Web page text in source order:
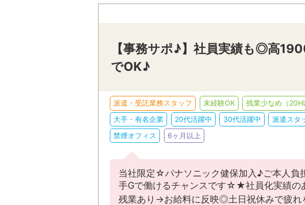
駅名から検索/都道府県
茨城県
JR
テレマーケティング
販売・接客
IT・クリエイティブ
選択をすべてクリアする
勤務先の特徴
スキルを活かす
【事務サポ♪】社員実績も◎高
でOK♪
派遣・受託業務スタッフ 未経験OK 残業少なめ（20H
大手・有名企業
20代活躍中 30代活躍中 派遣スタ
禁煙オフィス
6ヶ月以上
当社限定☆パナソニック健保加入♪ご本人負
手Gで働けるチャンスです☆★社員化実績の
残業あり→お給料に反映◎土日祝休みで疲れ